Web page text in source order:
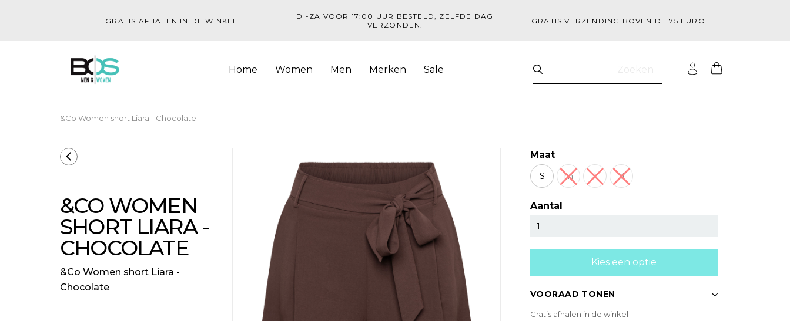
GRATIS AFHALEN IN DE WINKEL
DI-ZA VOOR 17:00 UUR BESTELD, ZELFDE DAG
VERZONDEN.
GRATIS VERZENDING BOVEN DE 75 EURO
Home Women Men Merken Sale
&Co Women short Liara - Chocolate
&CO WOMEN
SHORT LIARA -
CHOCOLATE
&Co Women short Liara -
Chocolate
Maat
S m l xl
Aantal
Kies een optie
VOORAAD TONEN
Gratis afhalen in de winkel